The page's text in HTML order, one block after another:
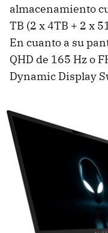
almacenamiento
TB (2 x 4TB + 2 x
En cuanto a su
QHD de 165 Hz o
Dynamic Display